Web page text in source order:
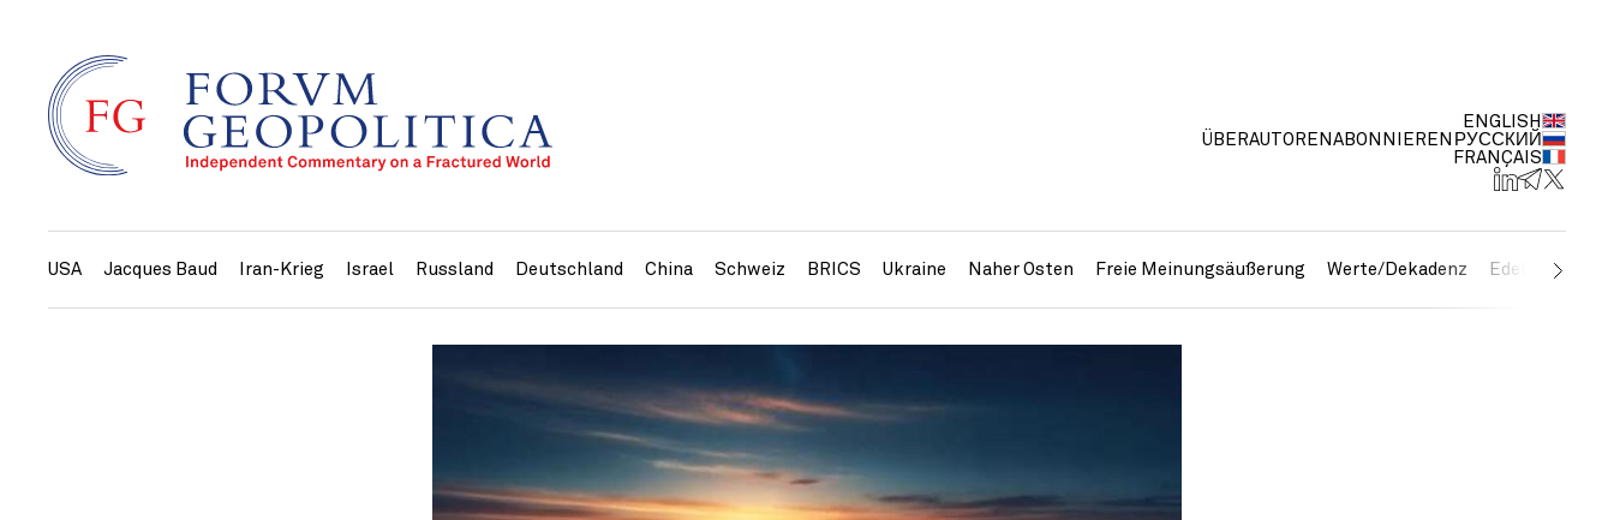
ÜBERAUTOREN ABONNIEREN
ENGLISH
РУССКИЙ
FRANÇAIS
USA Jacques Baud Iran-Krieg Israel Russland Deutschland China Schweiz BRICS Ukraine Naher Osten Freie Meinungsäußerung Werte/Dekadenz Edelmetalle